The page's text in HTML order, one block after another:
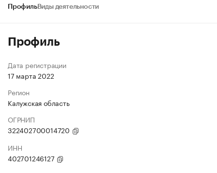
ПрофильВиды деятельности
Профиль
Дата регистрации
17 марта 2022
Регион
Калужская область
ОГРНИП
322402700014720
ИНН
402701246127